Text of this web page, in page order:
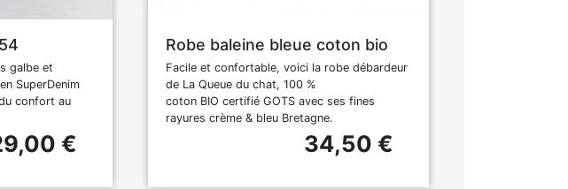
galbe et
SuperDenim
confort au
€
Robe baleine bleue coton bio
Facile et confortable, voici la robe débardeur
de La Queue du chat, 100 %
coton BIO certifié GOTS avec ses fines
rayures crème & bleu Bretagne.
34,50 €